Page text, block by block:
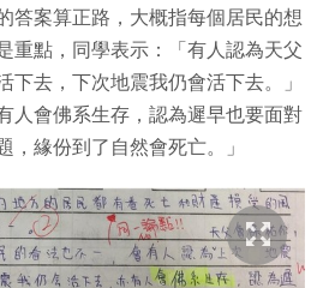
答案算正路，大概指每個居民的想
重點，同學表示：「有人認為天父
下去，下次地震我仍會活下去。」
人會佛系生存，認為遲早也要面對
，緣份到了自然會死亡。」